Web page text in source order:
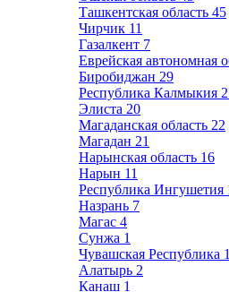
Ташкентская область 45
Чирчик 11
Газалкент 7
Еврейская автономная
Биробиджан 29
Республика Калмыкия
Элиста 20
Магаданская область 22
Магадан 21
Нарынская область 16
Нарын 11
Республика Ингушетия
Назрань 7
Магас 4
Сунжа 1
Чувашская Республика
Алатырь 2
Канаш 1